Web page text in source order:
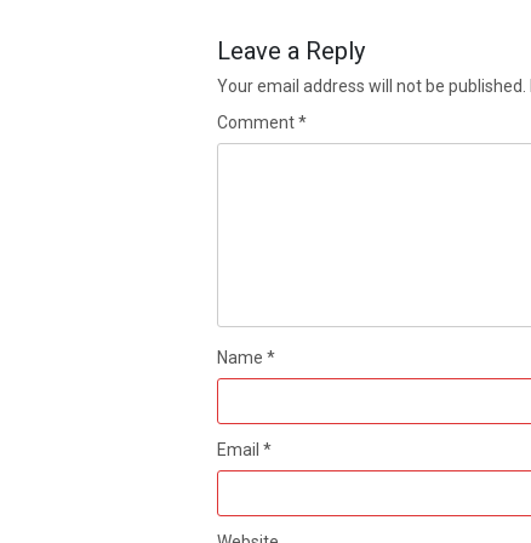
Leave a Reply
Your email address will not be published.
Comment*
Name *
Email *